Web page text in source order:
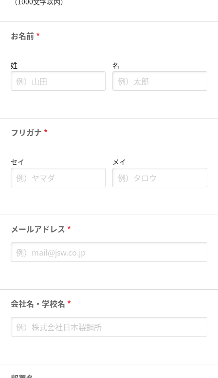
お名前 *
姓 名
フリガナ *
セイ メイ
メールアドレス *
会社名・学校名 *